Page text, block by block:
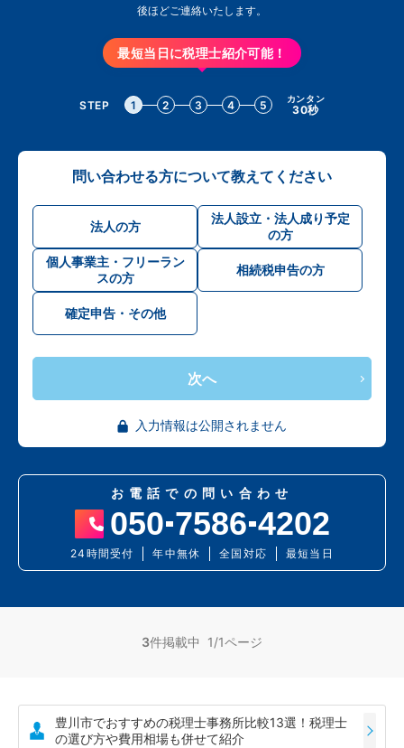
後ほどご連絡いたします。
最短当日に税理士紹介可能！
STEP 1 2 3 4 5 カンタン
30秒
問い合わせる方について教えてください
法人の方
法人設立・法人成り予定
の方
個人事業主・フリーラン
スの方
相続税申告の方
確定申告・その他
次へ
入力情報は公開されません
お電話での問い合わせ
050 7586 4202
24時間受付 年中無休 全国対応 最短当日
3件掲載中 1/1ページ
豊川市でおすすめの税理士事務所比較13選！税理士
の選び方や費用相場も併せて紹介